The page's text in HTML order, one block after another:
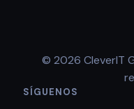
© 2026 CleverIT
SÍGUENOS